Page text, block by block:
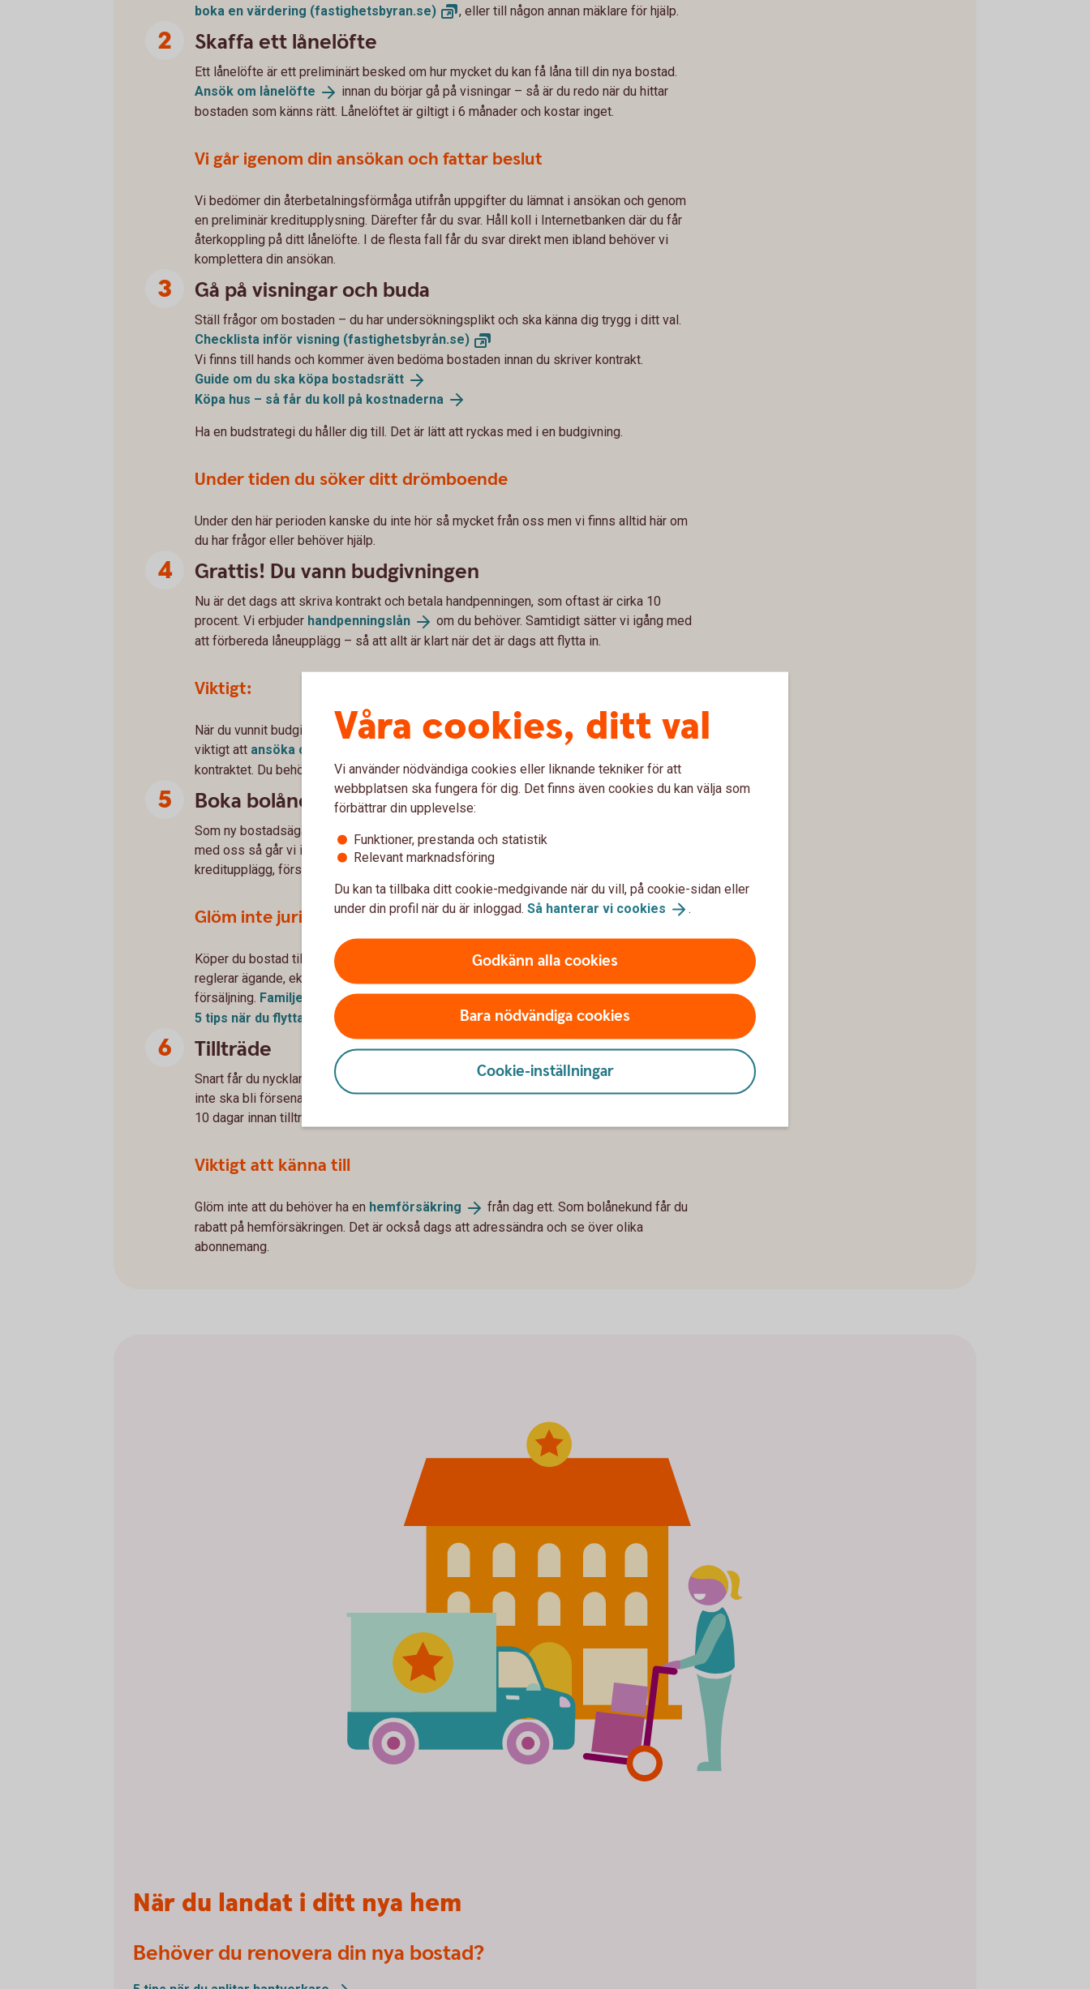
boka en värdering (fastighetsbyran.se) , eller till någon annan mäklare för hjälp.
Skaffa ett lånelöfte
Ett lånelöfte är ett preliminärt besked om hur mycket du kan få låna till din nya bostad.
Ansök om lånelöfte
innan du börjar gå på visningar – så är du redo när du hittar
bostaden som känns rätt. Lånelöftet är giltigt i 6 månader och kostar inget.
Vi går igenom din ansökan och fattar beslut
Vi bedömer din återbetalningsförmåga utifrån uppgifter du lämnat i ansökan och genom
en preliminär kreditupplysning. Därefter får du svar. Håll koll i Internetbanken där du får
återkoppling på ditt lånelöfte. I de flesta fall får du svar direkt men ibland behöver vi
komplettera din ansökan.
Gå på visningar och buda
Ställ frågor om bostaden – du har undersökningsplikt och ska känna dig trygg i ditt val.
Checklista inför visning (fastighetsbyrån.se)
Vi finns till hands och kommer även bedöma bostaden innan du skriver kontrakt.
Guide om du ska köpa bostadsrätt
Köpa hus – så får du koll på kostnaderna
Ha en budstrategi du håller dig till. Det är lätt att ryckas med i en budgivning.
Under tiden du söker ditt drömboende
Under den här perioden kanske du inte hör så mycket från oss men vi finns alltid här om
du har frågor eller behöver hjälp.
Grattis! Du vann budgivningen
Nu är det dags att skriva kontrakt och betala handpenningen, som oftast är cirka 10
procent. Vi erbjuder handpenningslån
om du behöver. Samtidigt sätter vi igång med
att förbereda låneupplägg – så att allt är klart när det är dags att flytta in.
Viktigt:
När du vunnit budgivningen behöver bostaden godkännas som säkerhet. Därför är det
viktigt att ansöka om 00
kontraktet. Du behöver bland annat skicka in objektbeskrivning till oss.
Boka bolånerådgivning
Som ny bostadsägare är det mycket att ta ställning till. Boka gärna en bolånerådgivning
med oss så går vi igenom allt du behöver tänka på kring din nya bostad som till exempel
kreditupplägg, försäkringar och sparande.
Glöm inte juridiken
Köper du bostad tillsammans? Glöm inte juridiken. Vi kan hjälpa dig med avtal som
reglerar ägande, ekonomiskt ansvar och hur eventuell vinst eller förlust delas vid
försäljning. Familjejuridik
5 tips när du flyttar
ihop
Tillträde
Snart får du nycklarna till ditt nya hem. Mäklaren bokar tid för tillträdet. För att tillträdet
inte ska bli försenat – skicka tillbaka lånehandlingarna så snart du kan. Du får dem cirka
10 dagar innan tillträdet. Vi ansöker om pantbrev och lagfart om det behövs.
Viktigt att känna till
Glöm inte att du behöver ha en hemförsäkring
från dag ett. Som bolånekund får du
rabatt på hemförsäkringen. Det är också dags att adressändra och se över olika
abonnemang.
När du landat i ditt nya hem
Behöver du renovera din nya bostad?
Våra cookies, ditt val
Vi använder nödvändiga cookies eller liknande tekniker för att
webbplatsen ska fungera för dig. Det finns även cookies du kan välja som
förbättrar din upplevelse:
Funktioner, prestanda och statistik
Relevant marknadsföring
Du kan ta tillbaka ditt cookie-medgivande när du vill, på cookie-sidan eller
under din profil när du är inloggad. Så hanterar vi cookies .
Godkänn alla cookies
Bara nödvändiga cookies
Cookie-inställningar